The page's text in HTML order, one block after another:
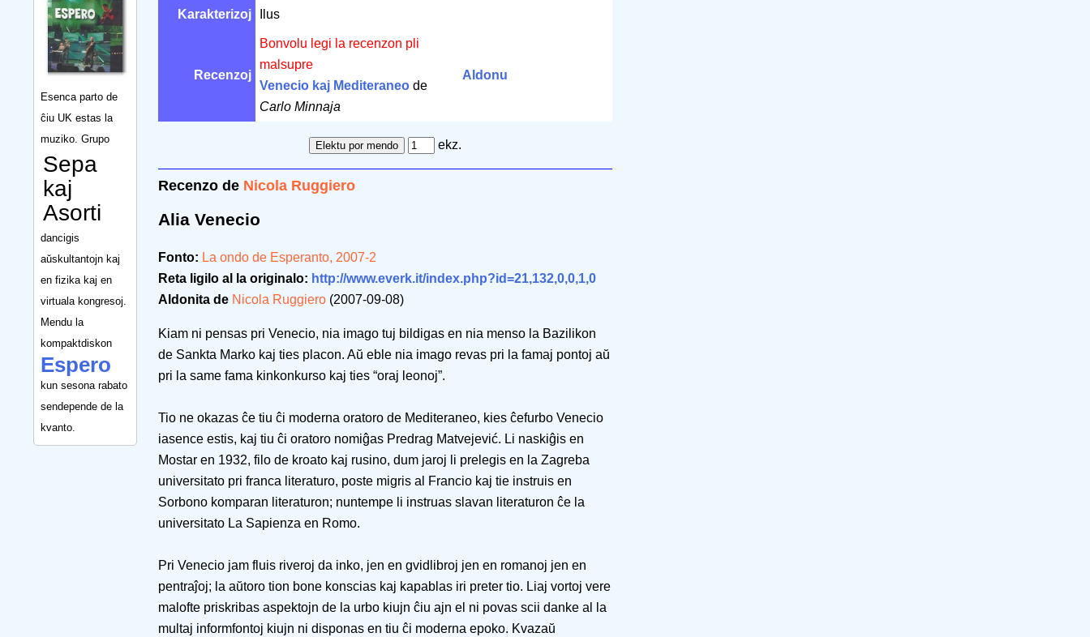
Esenca parto de
ĉiu UK estas la
muziko. Grupo
Sepa
kaj
Asorti
dancigis
aŭskultantojn kaj
en fizika kaj en
virtuala kongresoj.
Mendu la
kompaktdiskon
Espero
kun sesona rabato
sendepende de la
kvanto.
Karakterizoj Ilus
Recenzoj
Bonvolu legi la recenzon pli
malsupre
Venecio kaj Mediteraneo de
Carlo Minnaja
Aldonu
ekz.
Recenzo de Nicola Ruggiero
Alia Venecio
Fonto: La ondo de Esperanto, 2007-2
Reta ligilo al la originalo: http://www.everk.it/index.php?id=21,132,0,0,1,0
Aldonita de Nicola Ruggiero (2007-09-08)
Kiam ni pensas pri Venecio, nia imago tuj bildigas en nia menso la Bazilikon
de Sankta Marko kaj ties placon. Aŭ eble nia imago revas pri la famaj pontoj aŭ
pri la same fama kinkonkurso kaj ties “oraj leonoj”.
Tio ne okazas ĉe tiu ĉi moderna oratoro de Mediteraneo, kies ĉefurbo Venecio
iasence estis, kaj tiu ĉi oratoro nomiĝas Predrag Matvejević. Li naskiĝis en
Mostar en 1932, filo de kroato kaj rusino, dum jaroj li prelegis en la Zagreba
universitato pri franca literaturo, poste migris al Francio kaj tie instruis en
Sorbono komparan literaturon; nuntempe li instruas slavan literaturon ĉe la
universitato La Sapienza en Romo.
Pri Venecio jam fluis riveroj da inko, jen en gvidlibroj jen en romanoj jen en
pentraĵoj; la aŭtoro tion bone konscias kaj kapablas iri preter tio. Liaj vortoj vere
malofte priskribas aspektojn de la urbo kiujn ĉiu ajn el ni povas scii danke al la
multaj informfontoj kiujn ni disponas en tiu ĉi moderna epoko. Kvazaŭ